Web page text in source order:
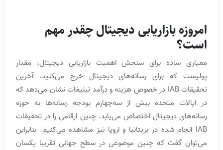
امروزه بازاریابی دیجیتال چقدر مهم
است؟
معیاری ساده برای سنجش اهمیت بازاریابی دیجیتال، مقدار
پولیست که برای رسانه‌های دیجیتال خرج می‌کنید. آخرین
تحقیقات IAB در خصوص هزینه و درآمد تبلیغات نشان می‌دهد که
در ایالات متحده بیش از سه‌چهارم بودجه رسانه‌ها به حوزه
رسانه‌های دیجیتال اختصاص می‌یابد. چنین ارقامی را در تحقیقات
IAB انجام شده در بریتانیا و اروپا نیز مشاهده می‌کنیم. بنابراین
می‌توان گفت که چنین موضوعی در سطح جهانی تقریبا یکسان